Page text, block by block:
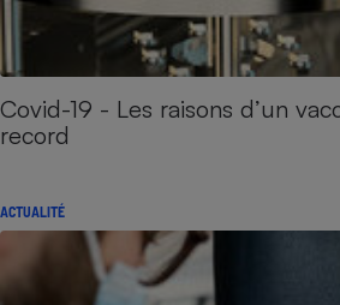
Covid-19 - Les raisons d’un
record
ACTUALITÉ